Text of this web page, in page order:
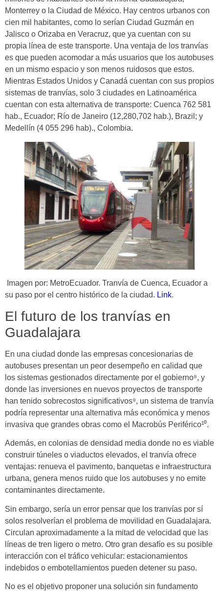
Monterrey o la Ciudad de México. Hay centros urbanos con
cien mil habitantes, como lo serían Ciudad Guzmán en
Jalisco o Orizaba en Veracruz, que ya cuentan con su
propia línea de este transporte. Una ventaja de los tranvías
es que pueden acomodar a más usuarios que los autobuses
en un mismo espacio y son menos ruidosos que estos.
Mientras Estados Unidos y Canadá cuentan con sus propios
sistemas de tranvías, solo 3 ciudades en Latinoamérica
cuentan con esta alternativa de transporte: Cuenca 762 581
hab., Ecuador; Río de Janeiro (12,280,702 hab.), Brazil; y
Medellín (4 055 296 hab)., Colombia.
Imagen por: MetroEcuador. Tranvía de Cuenca, Ecuador a
su paso por el centro histórico de la ciudad. Link.
El futuro de los tranvías en
Guadalajara
En una ciudad donde las empresas concesionarias de
autobuses presentan un peor desempeño en calidad que
los sistemas gestionados directamente por el gobierno⁸, y
donde las inversiones en nuevos proyectos de transporte
han tenido sobrecostos significativos⁹, un sistema de tranvía
podría representar una alternativa más económica y menos
invasiva que grandes obras como el Macrobús Periférico¹⁰.
Además, en colonias de densidad media donde no es viable
construir túneles o viaductos elevados, el tranvía ofrece
ventajas: renueva el pavimento, banquetas e infraestructura
urbana, genera menos ruido que los autobuses y no emite
contaminantes directamente.
Sin embargo, sería un error pensar que los tranvías por sí
solos resolverían el problema de movilidad en Guadalajara.
Circulan aproximadamente a la mitad de velocidad que las
líneas de tren ligero o metro. Otro gran desafío es su posible
interacción con el tráfico vehicular: estacionamientos
indebidos o embotellamientos pueden detener su paso.
No es el objetivo proponer una solución sin fundamento